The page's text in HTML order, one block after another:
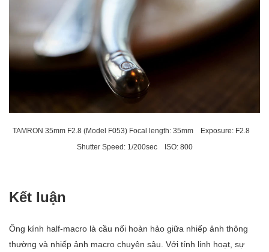
TAMRON 35mm F2.8 (Model F053) Focal length: 35mm Exposure: F2.8
Shutter Speed: 1/200sec ISO: 800
Kết luận
Ống kính half-macro là cầu nối hoàn hảo giữa nhiếp ảnh thông
thường và nhiếp ảnh macro chuyên sâu. Với tính linh hoạt, sự